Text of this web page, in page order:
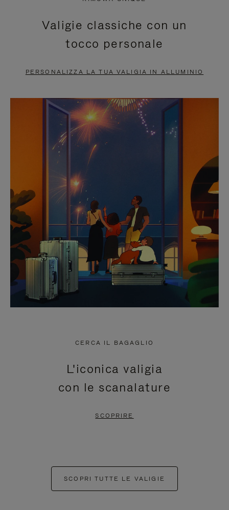
PAUSA,
PREMERE
METTERLO
PAUSA
PREMI
PER
ATTIVARE
Valigie classiche con un
tocco personale
PERSONALIZZA LA TUA VALIGIA IN ALLUMINIO
CERCA IL BAGAGLIO
L'iconica valigia
con le scanalature
SCOPRIRE
SCOPRI TUTTE LE VALIGIE